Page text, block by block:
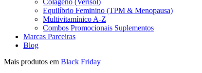
Colágeno (Verisol)
Equilíbrio Feminino (TPM & Menopausa)
Multivitamínico A-Z
Combos Promocionais Suplementos
Marcas Parceiras
Blog
Mais produtos em Black Friday